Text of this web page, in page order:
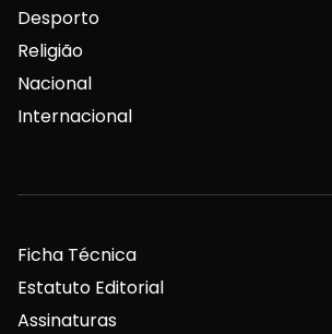
Desporto
Religião
Nacional
Internacional
Ficha Técnica
Estatuto Editorial
Assinaturas